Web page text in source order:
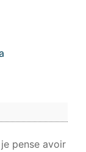
pense avoir